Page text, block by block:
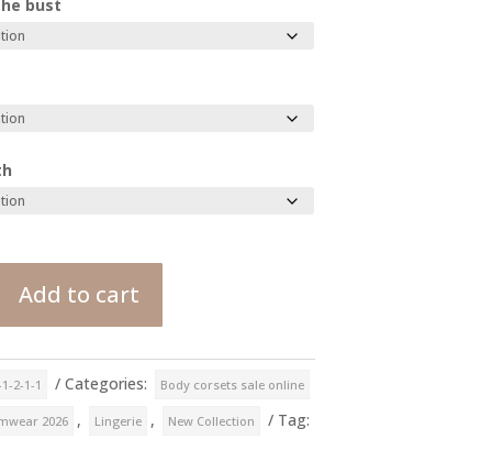
bust
Add to cart
2-1-1 Categories: Body corsets sale online
2026 , Lingerie , New Collection
Tag: